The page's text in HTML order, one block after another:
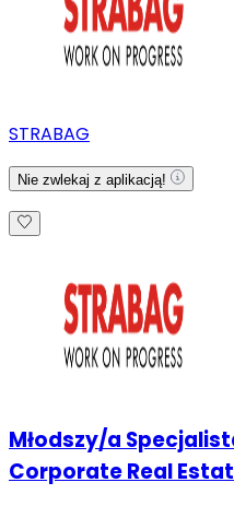
STRABAG
Nie zwlekaj z aplikacją!
Młodszy/a
Corporate Real